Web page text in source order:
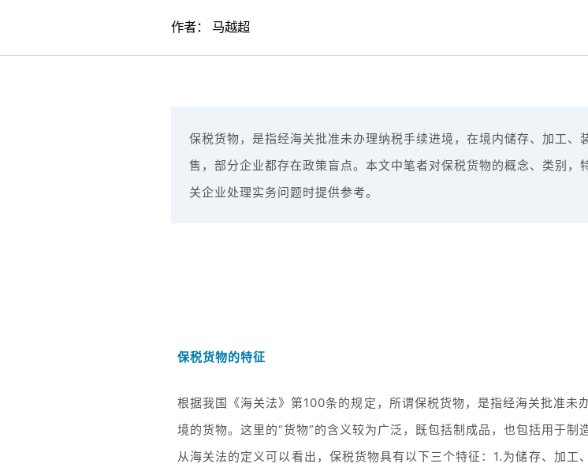
作者： 马越超
保税货物，是指经海关批准未办理纳税手续进境，在境内储存、加工
售，部分企业都存在政策盲点。本文中笔者对保税货物的概念、类别
关企业处理实务问题时提供参考。
保税货物的特征
根据我国《海关法》第100条的规定，所谓保税货物，是指经海关批准未
境的货物。这里的“货物”的含义较为广泛，既包括制成品，也包括用于制
从海关法的定义可以看出，保税货物具有以下三个特征：1.为储存、加